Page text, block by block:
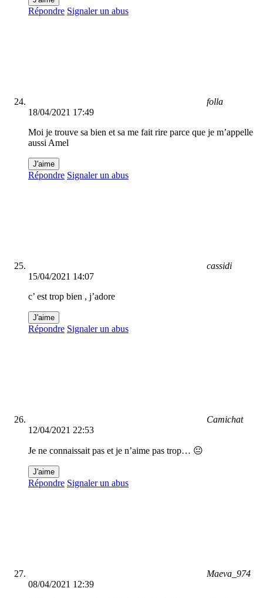
Répondre Signaler un abus
folla
18/04/2021 17:49
Moi je trouve sa bien et sa me fait rire parce que je m’appelle
aussi Amel
J'aime
Répondre Signaler un abus
cassidi
15/04/2021 14:07
c’ est trop bien , j’adore
J'aime
Répondre Signaler un abus
Camichat
12/04/2021 22:53
Je ne connaissait pas et je n’aime pas trop… 😐
J'aime
Répondre Signaler un abus
Maeva_974
08/04/2021 12:39